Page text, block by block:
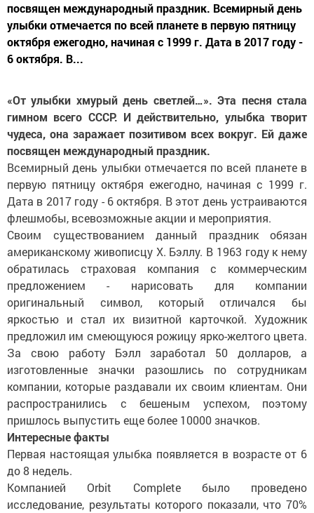
посвящен международный праздник. Всемирный день
улыбки отмечается по всей планете в первую пятницу
октября ежегодно, начиная с 1999 г. Дата в 2017 году -
6 октября. В...
«От улыбки хмурый день светлей…». Эта песня стала
гимном всего СССР. И действительно, улыбка творит
чудеса, она заражает позитивом всех вокруг. Ей даже
посвящен международный праздник.
Всемирный день улыбки отмечается по всей планете в
первую пятницу октября ежегодно, начиная с 1999 г.
Дата в 2017 году - 6 октября. В этот день устраиваются
флешмобы, всевозможные акции и мероприятия.
Своим существованием данный праздник обязан
американскому живописцу Х. Бэллу. В 1963 году к нему
обратилась страховая компания с коммерческим
предложением - нарисовать для компании
оригинальный символ, который отличался бы
яркостью и стал их визитной карточкой. Художник
предложил им смеющуюся рожицу ярко-желтого цвета.
За свою работу Бэлл заработал 50 долларов, а
изготовленные значки разошлись по сотрудникам
компании, которые раздавали их своим клиентам. Они
распространились с бешеным успехом, поэтому
пришлось выпустить еще более 10000 значков.
Интересные факты
Первая настоящая улыбка появляется в возрасте от 6
до 8 недель.
Компанией Orbit Complete было проведено
исследование, результаты которого показали, что 70%